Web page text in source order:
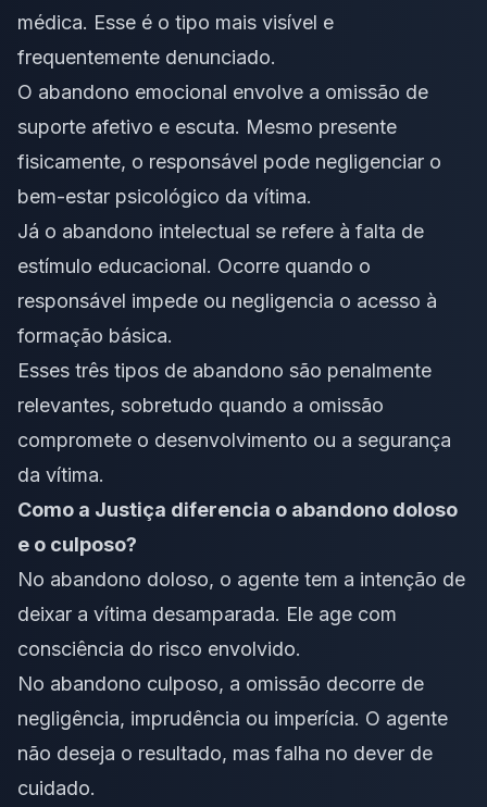
médica. Esse é o tipo mais visível e
frequentemente denunciado.
O abandono emocional envolve a omissão de
suporte afetivo e escuta. Mesmo presente
fisicamente, o responsável pode negligenciar o
bem-estar psicológico da vítima.
Já o abandono intelectual se refere à falta de
estímulo educacional. Ocorre quando o
responsável impede ou negligencia o acesso à
formação básica.
Esses três tipos de abandono são penalmente
relevantes, sobretudo quando a omissão
compromete o desenvolvimento ou a segurança
da vítima.
Como a Justiça diferencia o abandono doloso
e o culposo?
No abandono doloso, o agente tem a intenção de
deixar a vítima desamparada. Ele age com
consciência do risco envolvido.
No abandono culposo, a omissão decorre de
negligência, imprudência ou imperícia. O agente
não deseja o resultado, mas falha no dever de
cuidado.